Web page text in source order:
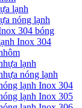
lạnh
nóng lạnh
304 bóng
Inox 304
lạnh
nóng lạnh
lạnh Inox 304
lạnh Inox 305